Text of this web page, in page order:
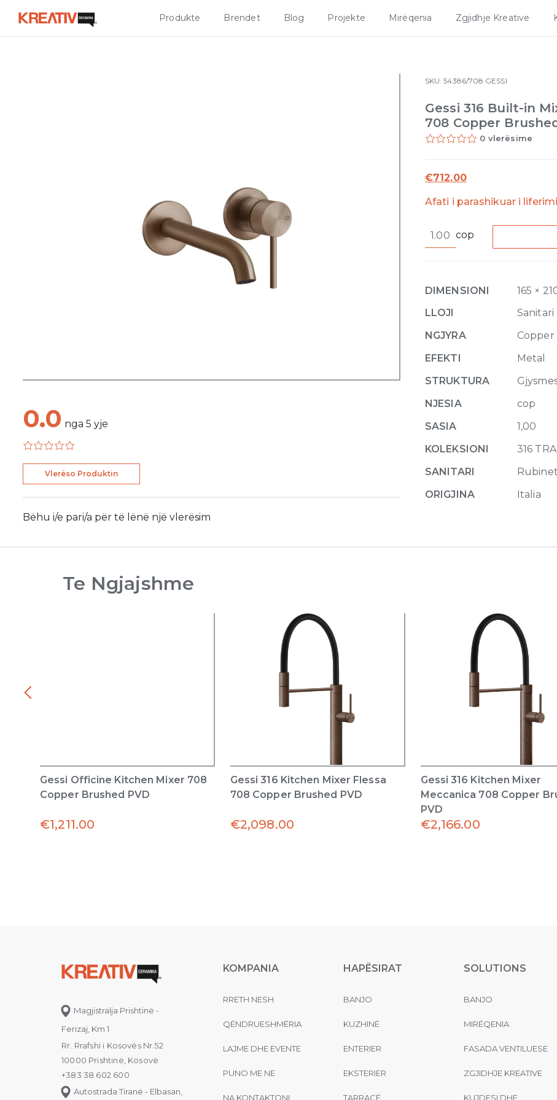
Produkte Brendet Blog Projekte Mirëqenia Zgjidhje Kreative
0.0 nga 5 yje
Vlerëso Produktin
Bëhu i/e pari/a për të lënë një vlerësim
SKU:54386/708 GESSI
Gessi 316 Built-in
708 Copper
0 vlerësime
€712.00
Afati i parashikuar i
316
with
spout
without
waste
Copper
Brushed
quantity
cop
DIMENSIONI
165 ×
LLOJI
Sanitari
NGJYRA
Copper
EFEKTI
Metal
STRUKTURA
NJESIA
cop
SASIA
1,00
KOLEKSIONI
316
SANITARI
ORIGJINA
Italia
Te Ngjajshme
Gessi Officine Kitchen Mixer 708
Copper Brushed PVD
€1,211.00
Gessi 316 Kitchen Mixer Flessa
708 Copper Brushed PVD
€2,098.00
Gessi 316 Kitchen Mixer
Meccanica 708 Copper
PVD
€2,166.00
Magjistralja Prishtinë -
Ferizaj, Km 1
Rr. Rrafshi i Kosovës Nr.52
10000 Prishtinë, Kosovë
+383 38 602 600
Autostrada Tiranë - Elbasan,
KOMPANIA
RRETH NESH
QËNDRUESHMËRIA
LAJME DHE EVENTE
PUNO ME NE
NA KONTAKTONI
HAPËSIRAT
BANJO
KUZHINË
ENTERIER
EKSTERIER
TARRACË
SOLUTIONS
BANJO
MIRËQENIA
FASADA VENTILUESE
ZGJIDHJE KREATIVE
KUJDESI DHE